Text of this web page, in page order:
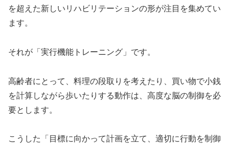
を超えた新しいリハビリテーションの形が注目を集めてい
ます。
それが「実行機能トレーニング」です。
高齢者にとって、料理の段取りを考えたり、買い物で小銭
を計算しながら歩いたりする動作は、高度な脳の制御を必
要とします。
こうした「目標に向かって計画を立て、適切に行動を制御